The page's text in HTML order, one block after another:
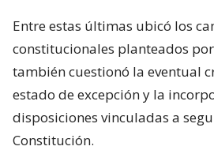
Entre estas últimas ubicó los
constitucionales planteados
también cuestionó la eventual
estado de excepción y la
disposiciones vinculadas a
Constitución.